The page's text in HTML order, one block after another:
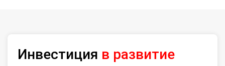
Инвестиция в развитие